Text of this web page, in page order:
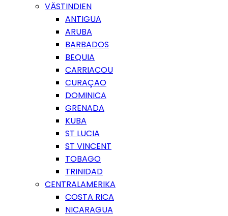
VÄSTINDIEN
ANTIGUA
ARUBA
BARBADOS
BEQUIA
CARRIACOU
CURAÇAO
DOMINICA
GRENADA
KUBA
ST LUCIA
ST VINCENT
TOBAGO
TRINIDAD
CENTRALAMERIKA
COSTA RICA
NICARAGUA